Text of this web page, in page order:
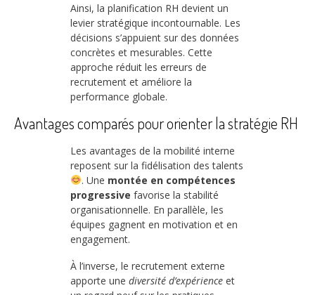
Ainsi, la planification RH devient un
levier stratégique incontournable. Les
décisions s’appuient sur des données
concrètes et mesurables. Cette
approche réduit les erreurs de
recrutement et améliore la
performance globale.
Avantages comparés pour orienter la stratégie RH
Les avantages de la mobilité interne
reposent sur la fidélisation des talents
. Une montée en compétences
progressive favorise la stabilité
organisationnelle. En parallèle, les
équipes gagnent en motivation et en
engagement.
À l’inverse, le recrutement externe
apporte une diversité d’expérience et